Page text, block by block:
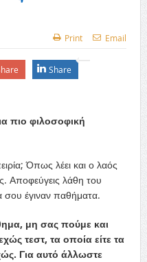
Print Email
Share
πιο φιλοσοφική
Όπως λέει και ο λαός
Αποφεύγεις λάθη του
έγιναν παθήματα.
μη σας πούμε και
τεστ, τα οποία είτε τα
Για αυτό άλλωστε